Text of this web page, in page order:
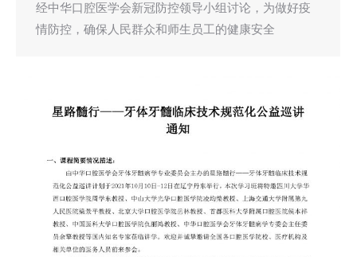
经中华口腔医学会新冠防控领导小组讨论，为做好疫
情防控，确保人民群众和师生员工的健康安全